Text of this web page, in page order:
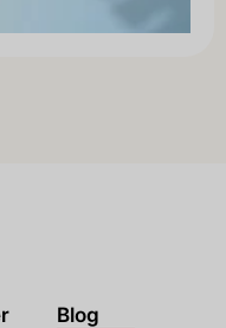
Blog